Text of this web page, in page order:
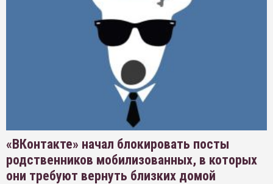
«ВКонтакте» начал блокировать посты
родственников мобилизованных, в которых
они требуют вернуть близких домой